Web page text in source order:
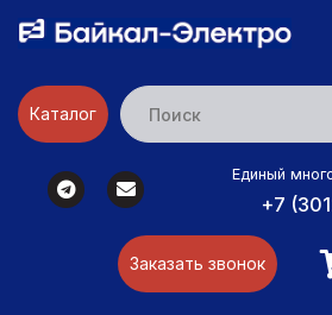
Каталог
Единый
+7
Заказать звонок